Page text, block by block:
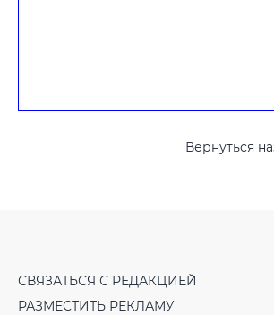
Вернуться
СВЯЗАТЬСЯ С РЕДАКЦИЕЙ
РАЗМЕСТИТЬ РЕКЛАМУ